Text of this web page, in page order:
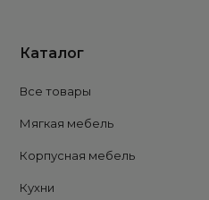
Каталог
Все товары
Мягкая мебель
Корпусная мебель
Кухни